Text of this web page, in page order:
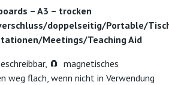
– A3 – trocken
doppelseitig/Portable/
Meetings/Teaching Aid
🧲 magnetisches
weg flach, wenn nicht in Verwendung